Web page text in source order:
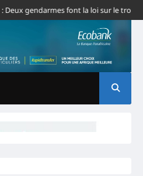
font la loi sur le tronçon